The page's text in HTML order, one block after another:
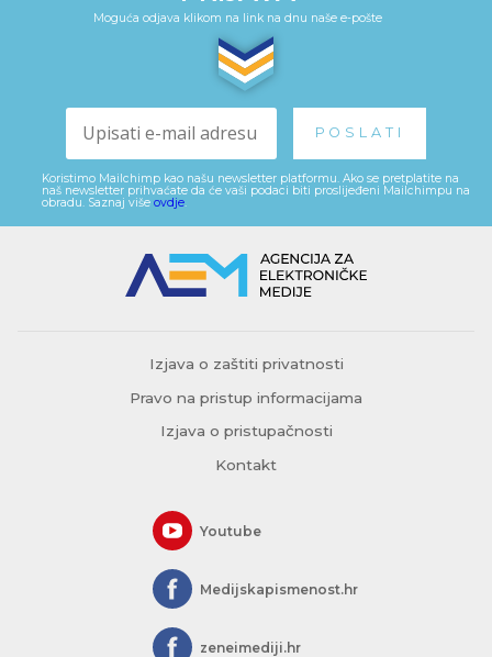
Moguća odjava klikom na link na dnu naše e-pošte
Koristimo Mailchimp kao našu newsletter platformu. Ako se pretplatite na
naš newsletter prihvaćate da će vaši podaci biti proslijeđeni Mailchimpu na
obradu. Saznaj više ovdje.
Izjava o zaštiti privatnosti
Pravo na pristup informacijama
Izjava o pristupačnosti
Kontakt
Youtube
Medijskapismenost.hr
zeneimediji.hr